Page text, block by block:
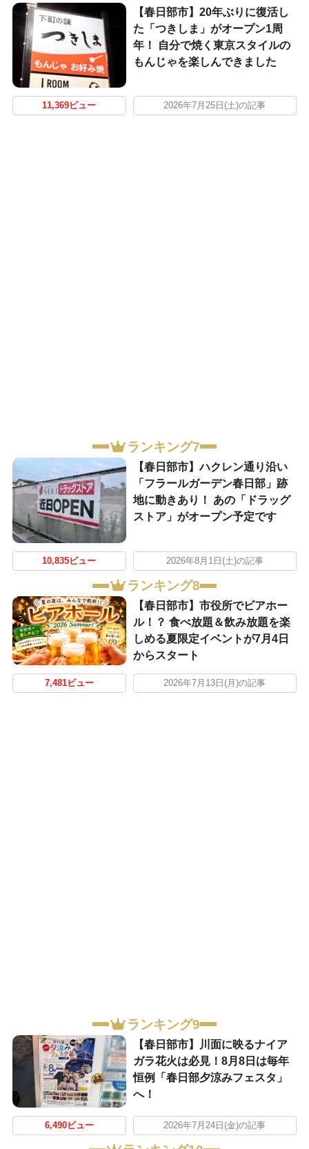
【春日部市】20年ぶりに復活し
た「つきしま」がオープン1周
年！ 自分で焼く東京スタイルの
もんじゃを楽しんできました
11,369ビュー 2026年7月25日(土)の記事
ランキング7
【春日部市】ハクレン通り沿い
「フラールガーデン春日部」跡
地に動きあり！ あの「ドラッグ
ストア」がオープン予定です
10,835ビュー 2026年8月1日(土)の記事
ランキング8
【春日部市】市役所でビアホー
ル！？ 食べ放題＆飲み放題を楽
しめる夏限定イベントが7月4日
からスタート
7,481ビュー 2026年7月13日(月)の記事
ランキング9
【春日部市】川面に映るナイア
ガラ花火は必見！8月8日は毎年
恒例「春日部夕涼みフェスタ」
へ！
6,490ビュー 2026年7月24日(金)の記事